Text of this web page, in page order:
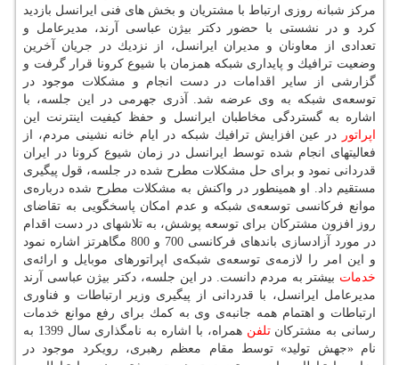
مركز شبانه روزی ارتباط با مشتریان و بخش های فنی ایرانسل بازدید
كرد و در نشستی با حضور دكتر بیژن عباسی آرند، مدیرعامل و
تعدادی از معاونان و مدیران ایرانسل، از نزدیك در جریان آخرین
وضعیت ترافیك و پایداری شبكه همزمان با شیوع كرونا قرار گرفت و
گزارشی از سایر اقدامات در دست انجام و مشكلات موجود در
توسعه‌ی شبكه به وی عرضه شد. آذری جهرمی در این جلسه، با
اشاره به گستردگی مخاطبان ایرانسل و حفظ كیفیت اینترنت این
اپراتور
در عین افزایش ترافیك شبكه در ایام خانه نشینی مردم، از
فعالیتهای انجام شده توسط ایرانسل در زمان شیوع كرونا در ایران
قدردانی نمود و برای حل مشكلات مطرح شده در جلسه، قول پیگیری
مستقیم داد. او همینطور در واكنش به مشكلات مطرح شده درباره‌ی
موانع فركانسی توسعه‌ی شبكه و عدم امكان پاسخگویی به تقاضای
روز افزون مشتركان برای توسعه پوشش، به تلاشهای در دست اقدام
در مورد آزادسازی باندهای فركانسی 700 و 800 مگاهرتز اشاره نمود
و این امر را لازمه‌ی توسعه‌ی شبكه‌ی اپراتورهای موبایل و ارائه‌ی
خدمات بیشتر به مردم دانست. در این جلسه، دكتر بیژن عباسی آرند
مدیرعامل ایرانسل، با قدردانی از پیگیری وزیر ارتباطات و فناوری
ارتباطات و اهتمام همه جانبه‌ی وی به كمك برای رفع موانع خدمات
رسانی به مشتركانتلفن
همراه، با اشاره به نامگذاری سال 1399 به
نام «جهش تولید» توسط مقام معظم رهبری، رویكرد موجود در